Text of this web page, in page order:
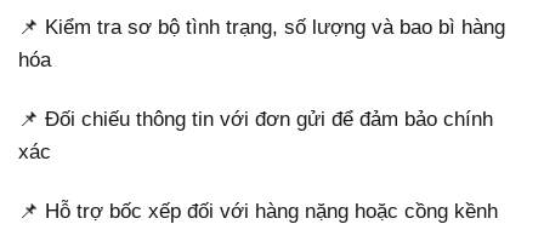
📌 Kiểm tra sơ bộ tình trạng, số lượng và bao bì hàng
hóa
📌 Đối chiếu thông tin với đơn gửi để đảm bảo chính
xác
📌 Hỗ trợ bốc xếp đối với hàng nặng hoặc cồng kềnh